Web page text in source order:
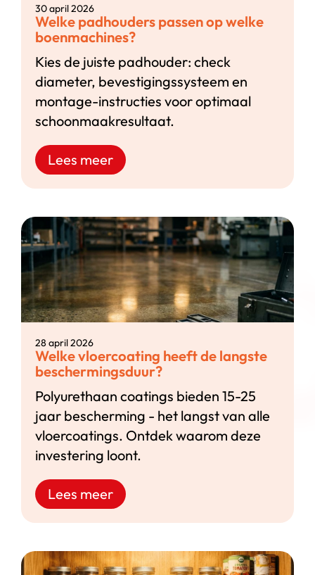
30 april 2026
Welke padhouders passen op welke
boenmachines?
Kies de juiste padhouder: check
diameter, bevestigingssysteem en
montage-instructies voor optimaal
schoonmaakresultaat.
Lees meer
28 april 2026
Welke vloercoating heeft de langste
beschermingsduur?
Polyurethaan coatings bieden 15-25
jaar bescherming - het langst van alle
vloercoatings. Ontdek waarom deze
investering loont.
Lees meer